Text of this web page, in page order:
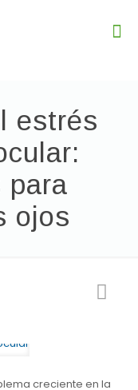
estrés
para
ojos
creciente en la